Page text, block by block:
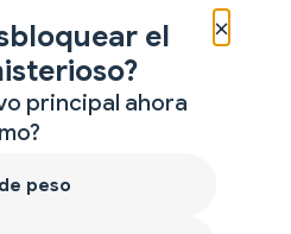
×
el
principal ahora
peso